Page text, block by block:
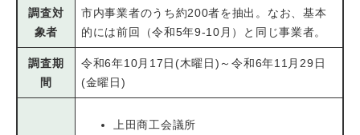
調査対
象者
市内事業者のうち約200者を抽出。なお、基本
的には前回（令和5年9-10月）と同じ事業者。
調査期
間
令和6年10月17日(木曜日)～令和6年11月29日
(金曜日)
上田商工会議所